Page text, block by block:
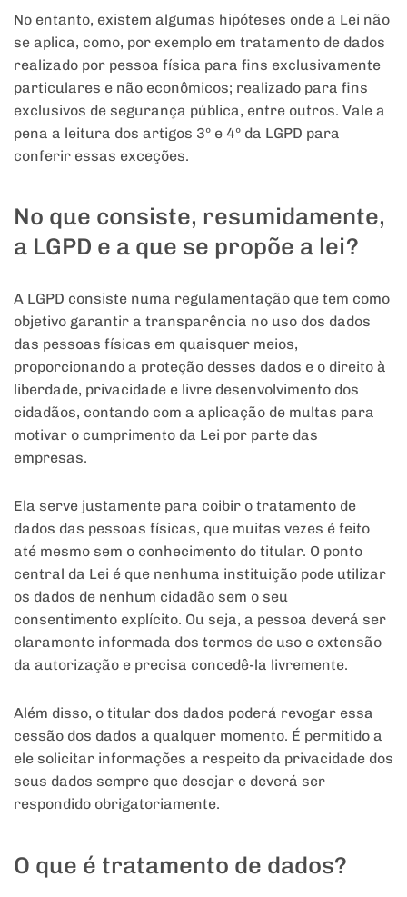
No entanto, existem algumas hipóteses onde a Lei não
se aplica, como, por exemplo em tratamento de dados
realizado por pessoa física para fins exclusivamente
particulares e não econômicos; realizado para fins
exclusivos de segurança pública, entre outros. Vale a
pena a leitura dos artigos 3º e 4º da LGPD para
conferir essas exceções.
No que consiste, resumidamente,
a LGPD e a que se propõe a lei?
A LGPD consiste numa regulamentação que tem como
objetivo garantir a transparência no uso dos dados
das pessoas físicas em quaisquer meios,
proporcionando a proteção desses dados e o direito à
liberdade, privacidade e livre desenvolvimento dos
cidadãos, contando com a aplicação de multas para
motivar o cumprimento da Lei por parte das
empresas.
Ela serve justamente para coibir o tratamento de
dados das pessoas físicas, que muitas vezes é feito
até mesmo sem o conhecimento do titular. O ponto
central da Lei é que nenhuma instituição pode utilizar
os dados de nenhum cidadão sem o seu
consentimento explícito. Ou seja, a pessoa deverá ser
claramente informada dos termos de uso e extensão
da autorização e precisa concedê-la livremente.
Além disso, o titular dos dados poderá revogar essa
cessão dos dados a qualquer momento. É permitido a
ele solicitar informações a respeito da privacidade dos
seus dados sempre que desejar e deverá ser
respondido obrigatoriamente.
O que é tratamento de dados?